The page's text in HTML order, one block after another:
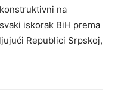
na
iskorak BiH prema
Republici Srpskoj,